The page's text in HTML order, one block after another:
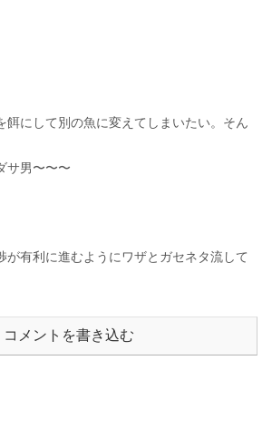
餌にして別の魚に変えてしまいたい。そん
サ男〜〜〜
が有利に進むようにワザとガセネタ流して
コメントを書き込む